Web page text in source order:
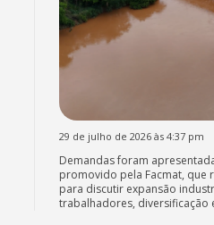
29 de julho de 2026 às 4:37 pm
Demandas foram
promovido pela Facmat, que
para discutir expansão
trabalhadores, diversificação